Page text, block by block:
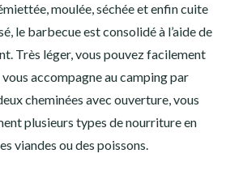
moulée, séchée et enfin cuite
le barbecue est consolidé à l’aide de
Très léger, vous pouvez facilement
accompagne au camping par
cheminées avec ouverture, vous
plusieurs types de nourriture en
viandes ou des poissons.